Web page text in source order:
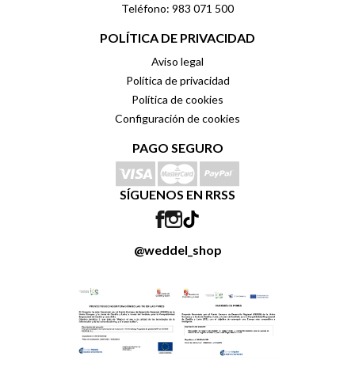
Teléfono: 983 071 500
POLÍTICA DE PRIVACIDAD
Aviso legal
Política de privacidad
Política de cookies
Configuración de cookies
PAGO SEGURO
SÍGUENOS EN RRSS
@weddel_shop